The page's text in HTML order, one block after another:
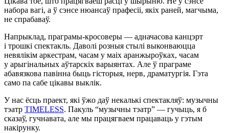
набора вагі, а ў сэнсе нюансаў прафесіі, якіх раней, магчыма,
не спрабаваў.
Напрыклад, праграмы-кросоверы — адначасова канцэрт
і трошкі спектакль. Даволі розныя стылі выконваюцца
невялікім аркестрам, часам у маіх аранжыроўках, часам
у арыгінальных аўтарскіх варыянтах. Але ў праграме
абавязкова павінна быць гісторыя, нерв, драматургія. Гэта
само па сабе цікавы выклік.
У нас ёсць праект, які ўжо даў некалькі спектакляў: музычны
тэатр TIMELESS. Пакуль “музычны тэатр” — гучыць, я б
сказаў, гучнавата, але мы працягваем працаваць у гэтым
накірунку.